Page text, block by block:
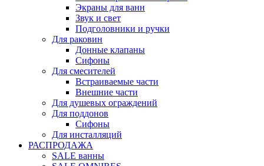
Экраны для ванн
Звук и свет
Подголовники и ручки
Для раковин
Донные клапаны
Сифоны
Для смесителей
Встраиваемые части
Внешние части
Для душевых ограждений
Для поддонов
Сифоны
Для инсталляций
РАСПРОДАЖА
SALE ванны